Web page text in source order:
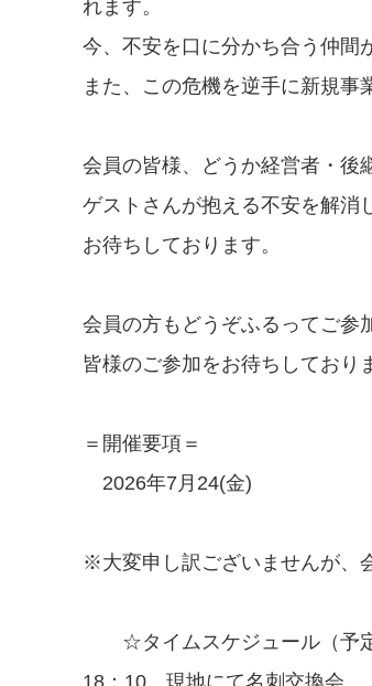
れます。
今、不安を口に分かち合う仲間
また、この危機を逆手に新規事
会員の皆様、どうか経営者・後
ゲストさんが抱える不安を解消
お待ちしております。
会員の方もどうぞふるってご参
皆様のご参加をお待ちしており
＝開催要項＝
2026年7月24(金)
※大変申し訳ございませんが、
☆タイムスケジュール（予定
18：10 現地にて名刺交換会